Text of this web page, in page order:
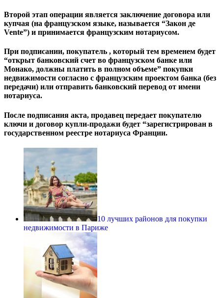
Второй этап операции является заключение договора или
купчая (на французском языке, называется “Закон де
Vente”) и принимается французским нотариусом.
При подписании, покупатель , который тем временем будет
“открыт банковский счет во французском банке или
Монако, должны платить в полном объеме” покупки
недвижимости согласно с французским проектом банка (без
передачи) или отправить банковский перевод от имени
нотариуса.
После подписания акта, продавец передает покупателю
ключи и договор купли-продажи будет “зарегистрирован в
государственном реестре нотариуса Франции.
10 лучших районов для покупки
недвижимости в Париже